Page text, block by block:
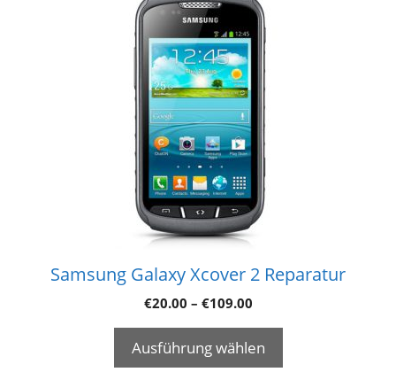
Samsung Galaxy Xcover 2 Reparatur
€20.00 – €109.00
Ausführung wählen